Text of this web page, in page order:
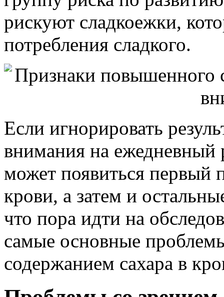
рискуют сладкоежки,
потребления сладкого.
Если игнорировать
внимания на ежедневный
может появиться первый
крови, а затем и
что пора идти на
самые основные
содержанием сахара в